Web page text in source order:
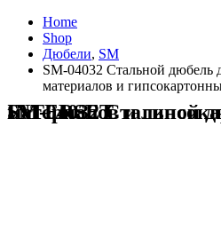
Home
Shop
Дюбели, SM
SM-04032 Стальной дюбель
материалов и
SM-04032 Стальной дюбель для полых материалов и гипсокартонных стен INTERSET